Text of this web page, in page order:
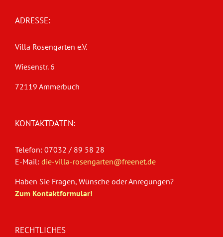
ADRESSE:
Villa Rosengarten e.V.
Wiesenstr. 6
72119 Ammerbuch
KONTAKTDATEN:
Telefon: 07032 / 89 58 28
E-Mail: die-villa-rosengarten@freenet.de
Haben Sie Fragen, Wünsche oder Anregungen?
Zum Kontaktformular!
RECHTLICHES